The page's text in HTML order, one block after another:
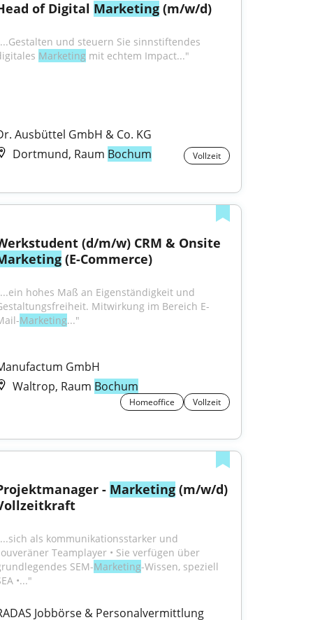
of Digital Marketing (m/w/d)
und steuern Sie sinnstiftendes
Marketing mit echtem Impact..."
Ausbüttel GmbH & Co. KG
Dortmund, Raum Bochum Vollzeit
(E-Commerce)
hohes Maß an Eigenständigkeit und
Mitwirkung im Bereich E-
Marketing..."
GmbH
Waltrop, Raum Bochum
Homeoffice Vollzeit
- Marketing (m/w/d)
als kommunikationsstarker und
Teamplayer • Sie verfügen über
SEM-Marketing-Wissen, speziell
•..."
Jobbörse & Personalvermittlung